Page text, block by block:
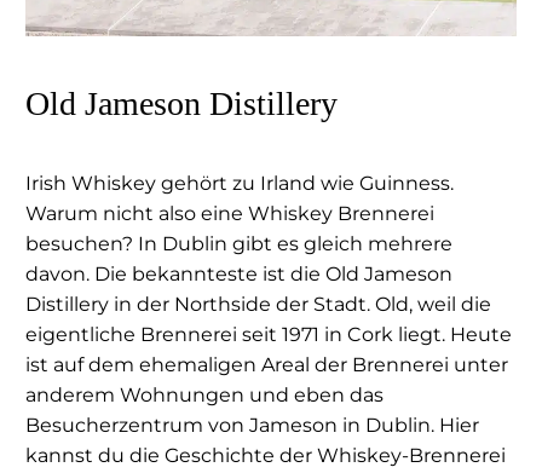
Old Jameson Distillery
Irish Whiskey gehört zu Irland wie Guinness.
Warum nicht also eine Whiskey Brennerei
besuchen? In Dublin gibt es gleich mehrere
davon. Die bekannteste ist die Old Jameson
Distillery in der Northside der Stadt. Old, weil die
eigentliche Brennerei seit 1971 in Cork liegt. Heute
ist auf dem ehemaligen Areal der Brennerei unter
anderem Wohnungen und eben das
Besucherzentrum von Jameson in Dublin. Hier
kannst du die Geschichte der Whiskey-Brennerei